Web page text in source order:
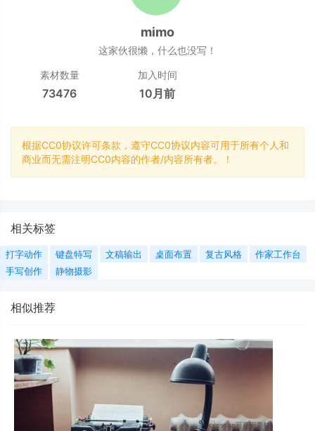
mimo
这家伙很懒，什么也没写！
素材数量
73476
加入时间
10月前
根据CC0协议许可条款，遵守CC0协议内容可用于所有个人和
商业而无需注明CC0内容的作者/内容所有者。！
相关标签
打字动作 键盘特写 文稿输出 桌面布置 复古风格
作家工作台
手写创作
静物摄影
相似推荐